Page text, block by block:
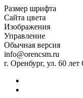
Размер шрифта
Сайта цвета
Изображения
Управление
Обычная версия
info@orencsm.ru
г. Оренбург, ул. 60